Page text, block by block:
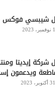
شيبسي فوكس
1 نوفمبر، 2023
شركة إيديتا
ويدعمون
31 أكتوبر، 2023